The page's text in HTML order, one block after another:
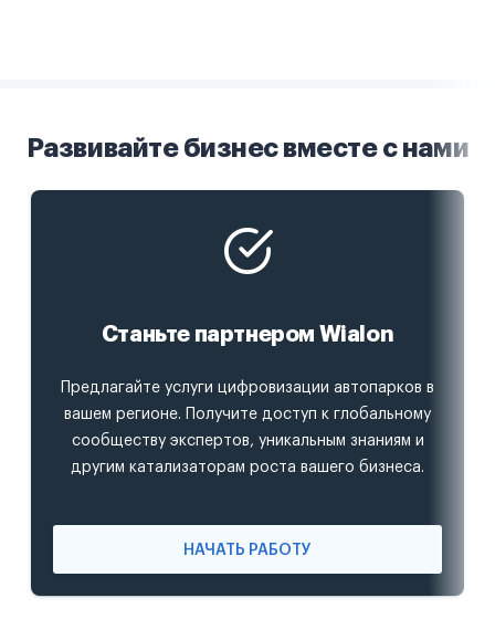
Развивайте бизнес вместе с нами
Станьте партнером Wialon
Предлагайте услуги цифровизации автопарков в
вашем регионе. Получите доступ к глобальному
сообществу экспертов, уникальным знаниям и
другим катализаторам роста вашего бизнеса.
НАЧАТЬ РАБОТУ